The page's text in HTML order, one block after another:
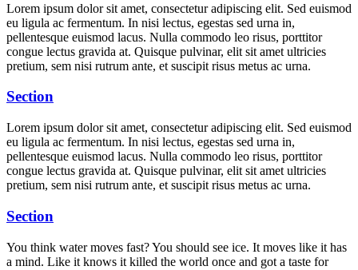
Lorem ipsum dolor sit amet, consectetur adipiscing elit. Sed euismod
eu ligula ac fermentum. In nisi lectus, egestas sed urna in,
pellentesque euismod lacus. Nulla commodo leo risus, porttitor
congue lectus gravida at. Quisque pulvinar, elit sit amet ultricies
pretium, sem nisi rutrum ante, et suscipit risus metus ac urna.
Section
Lorem ipsum dolor sit amet, consectetur adipiscing elit. Sed euismod
eu ligula ac fermentum. In nisi lectus, egestas sed urna in,
pellentesque euismod lacus. Nulla commodo leo risus, porttitor
congue lectus gravida at. Quisque pulvinar, elit sit amet ultricies
pretium, sem nisi rutrum ante, et suscipit risus metus ac urna.
Section
You think water moves fast? You should see ice. It moves like it has
a mind. Like it knows it killed the world once and got a taste for